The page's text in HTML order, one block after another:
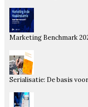
Marketing Benchmark
Serialisatie: De basis